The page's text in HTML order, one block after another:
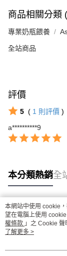
商品相關分類
專業奶瓶餵養
全站商品
評價
5 ( 1 則評價 )
a**********9
本分類熱銷全
熱門標籤
本網站中使用 cookie
望在電腦上使用
權條款 」之 Cookie
用條款之 Cookie 聲明
了解更多 >